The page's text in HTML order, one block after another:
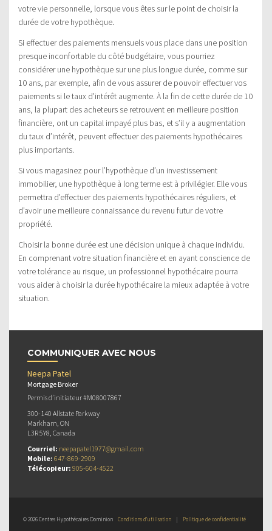
votre vie personnelle, lorsque vous êtes sur le point de choisir la
durée de votre hypothèque.
Si effectuer des paiements mensuels vous place dans une position
presque inconfortable du côté budgétaire, vous pourriez
considérer une hypothèque sur une plus longue durée, comme sur
10 ans, par exemple, afin de vous assurer de pouvoir effectuer vos
paiements si le taux d’intérêt augmente. À la fin de cette durée de 10
ans, la plupart des acheteurs se retrouvent en meilleure position
financière, ont un capital impayé plus bas, et s’il y a augmentation
du taux d’intérêt, peuvent effectuer des paiements hypothécaires
plus importants.
Si vous magasinez pour l’hypothèque d’un investissement
immobilier, une hypothèque à long terme est à privilégier. Elle vous
permettra d’effectuer des paiements hypothécaires réguliers, et
d’avoir une meilleure connaissance du revenu futur de votre
propriété.
Choisir la bonne durée est une décision unique à chaque individu.
En comprenant votre situation financière et en ayant conscience de
votre tolérance au risque, un professionnel hypothécaire pourra
vous aider à choisir la durée hypothécaire la mieux adaptée à votre
situation.
COMMUNIQUER AVEC NOUS
Neepa Patel
Mortgage Broker
Permis d’initiateur #M08007867
300-140 Allstate Parkway
Markham, ON
L3R 5Y8, Canada
Courriel: neepapatel1977@gmail.com
Mobile: 647-869-2909
Télécopieur: 905-604-4522
© 2026 Centres Hypothécaires Dominion Conditions d’utilisation | Politique de confidentialité